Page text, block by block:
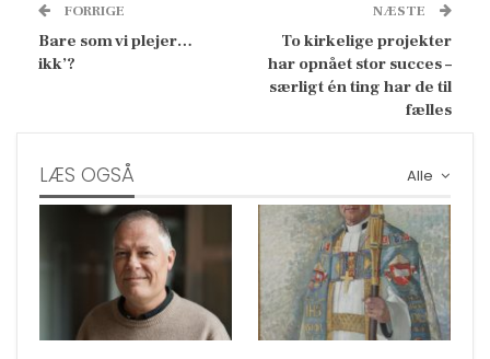
FORRIGE
Bare som vi plejer…
ikk’?
NÆSTE
To kirkelige projekter
har opnået stor succes –
særligt én ting har de til
fælles
Alle
LÆS OGSÅ